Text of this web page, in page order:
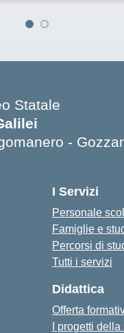
Statale
-
I Servizi
Personale
Famiglie e
Percorsi di
Tutti i servizi
Didattica
Offerta
I progetti